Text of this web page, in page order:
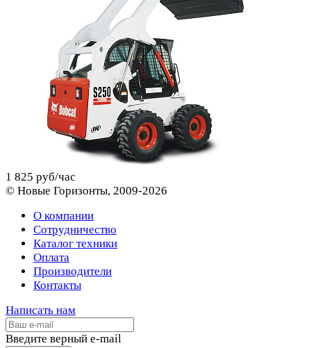
1 825 руб/час
© Новые Горизонты, 2009-2026
О компании
Сотрудничество
Каталог техники
Оплата
Производители
Контакты
Написать нам
Введите верный e-mail